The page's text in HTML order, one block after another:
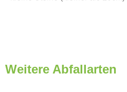
Weitere Abfallarten